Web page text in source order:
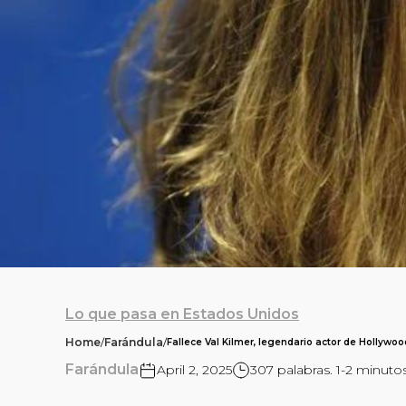
Lo que pasa en Estados Unidos
Home/Farándula/Fallece Val Kilmer, legendario actor de
Farándula April 2, 2025 307 palabras. 1-2